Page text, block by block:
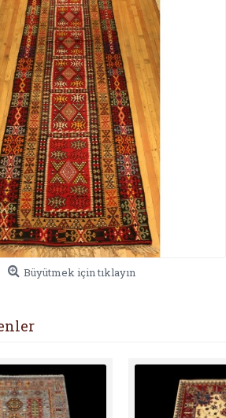
Büyütmek için tıklayın